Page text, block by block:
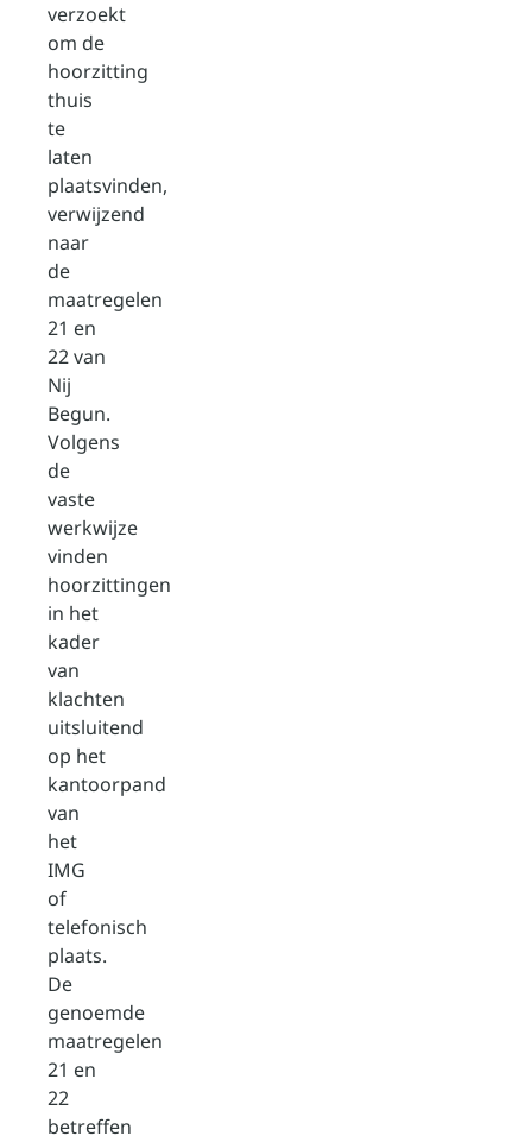
verzoekt
om de
hoorzitting
thuis
te
laten
plaatsvinden,
verwijzend
naar
de
maatregelen
21 en
22 van
Nij
Begun.
Volgens
de
vaste
werkwijze
vinden
hoorzittingen
in het
kader
van
klachten
uitsluitend
op het
kantoorpand
van
het
IMG
of
telefonisch
plaats.
De
genoemde
maatregelen
21 en
22
betreffen